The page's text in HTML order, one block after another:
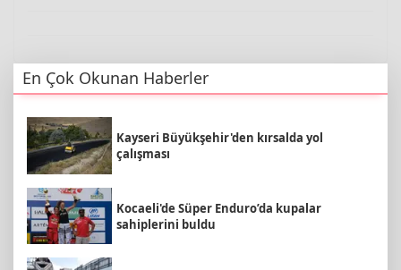
En Çok Okunan Haberler
Kayseri Büyükşehir'den kırsalda yol
çalışması
Kocaeli'de Süper Enduro’da kupalar
sahiplerini buldu